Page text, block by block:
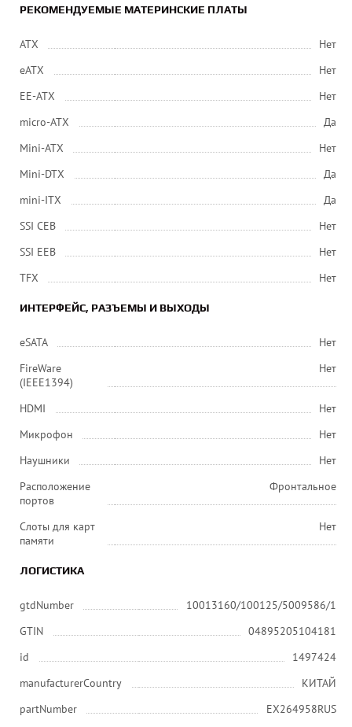
РЕКОМЕНДУЕМЫЕ МАТЕРИНСКИЕ ПЛАТЫ
ATX
Нет
eATX
Нет
EE-ATX
Нет
micro-ATX
Да
Mini-ATX
Нет
Mini-DTX
Да
mini-ITX
Да
SSI CEB
Нет
SSI EEB
Нет
ТFХ
Нет
ИНТЕРФЕЙС, РАЗЪЕМЫ И ВЫХОДЫ
eSATA
Нет
FireWare
(IEEE1394)
Нет
HDMI
Нет
Микрофон
Нет
Наушники
Нет
Расположение
портов
Фронтальное
Слоты для карт
памяти
Нет
ЛОГИСТИКА
gtdNumber
10013160/100125/5009586/1
GTIN
04895205104181
id
1497424
manufacturerCountry
КИТАЙ
partNumber
EX264958RUS